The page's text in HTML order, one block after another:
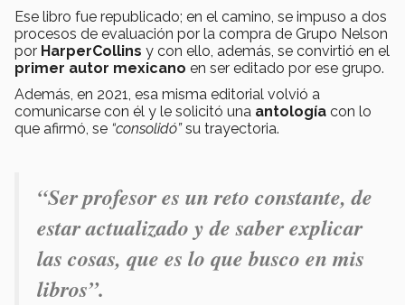
Ese libro fue republicado; en el camino, se impuso a dos
procesos de evaluación por la compra de Grupo Nelson
por HarperCollins y con ello, además, se convirtió en el
primer autor mexicano en ser editado por ese grupo.
Además, en 2021, esa misma editorial volvió a
comunicarse con él y le solicitó una antología con lo
que afirmó, se “consolidó”su trayectoria.
“Ser profesor es un reto constante, de
estar actualizado y de saber explicar
las cosas, que es lo que busco en mis
libros”.